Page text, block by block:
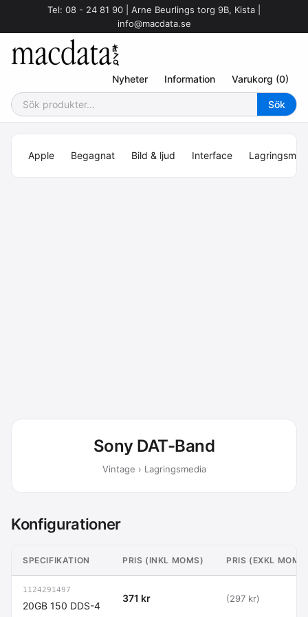
Tel: 08 - 24 81 90 | Arne Beurlings torg 9B, Kista |
info@macdata.se
Nyheter Information Varukorg (0)
Apple Begagnat Bild & ljud Interface
Sony DAT-Band
Vintage › Lagringsmedia
Konfigurationer
SPECIFIKATION PRIS (INKL MOMS) PRIS (EXKL
1124291497
20GB 150 DDS-4
371 kr (297 kr)